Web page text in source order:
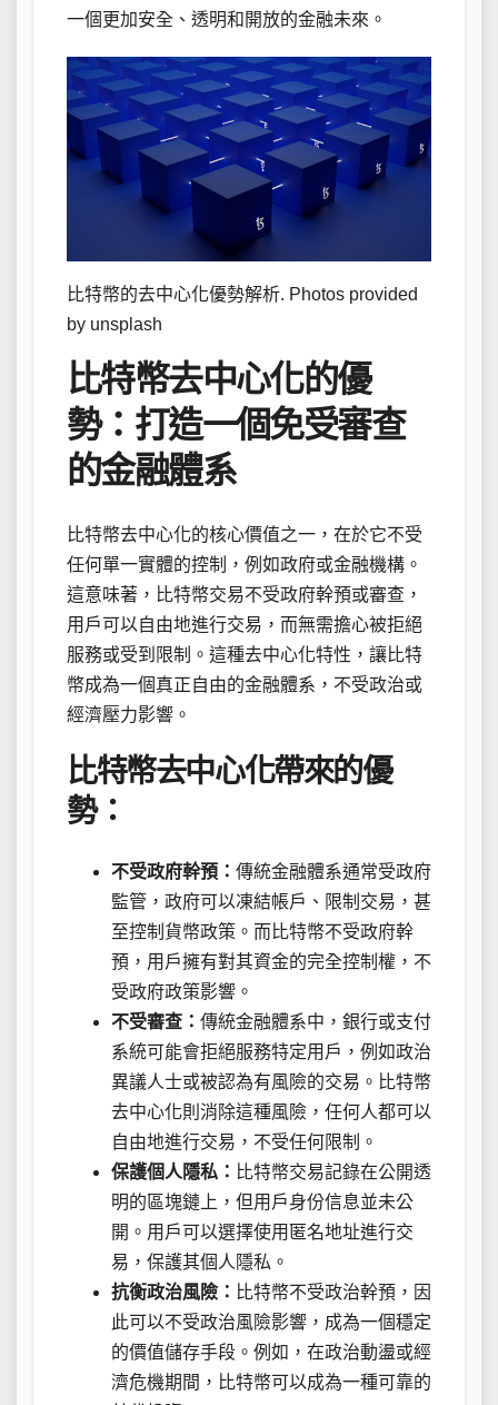
一個更加安全、透明和開放的金融未來。
比特幣的去中心化優勢解析. Photos provided
by unsplash
比特幣去中心化的優
勢：打造一個免受審查
的金融體系
比特幣去中心化的核心價值之一，在於它不受
任何單一實體的控制，例如政府或金融機構。
這意味著，比特幣交易不受政府幹預或審查，
用戶可以自由地進行交易，而無需擔心被拒絕
服務或受到限制。這種去中心化特性，讓比特
幣成為一個真正自由的金融體系，不受政治或
經濟壓力影響。
比特幣去中心化帶來的優
勢：
不受政府幹預： 傳統金融體系通常受政府
監管，政府可以凍結帳戶、限制交易，甚
至控制貨幣政策。而比特幣不受政府幹
預，用戶擁有對其資金的完全控制權，不
受政府政策影響。
不受審查： 傳統金融體系中，銀行或支付
系統可能會拒絕服務特定用戶，例如政治
異議人士或被認為有風險的交易。比特幣
去中心化則消除這種風險，任何人都可以
自由地進行交易，不受任何限制。
保護個人隱私： 比特幣交易記錄在公開透
明的區塊鏈上，但用戶身份信息並未公
開。用戶可以選擇使用匿名地址進行交
易，保護其個人隱私。
抗衡政治風險： 比特幣不受政治幹預，因
此可以不受政治風險影響，成為一個穩定
的價值儲存手段。例如，在政治動盪或經
濟危機期間，比特幣可以成為一種可靠的